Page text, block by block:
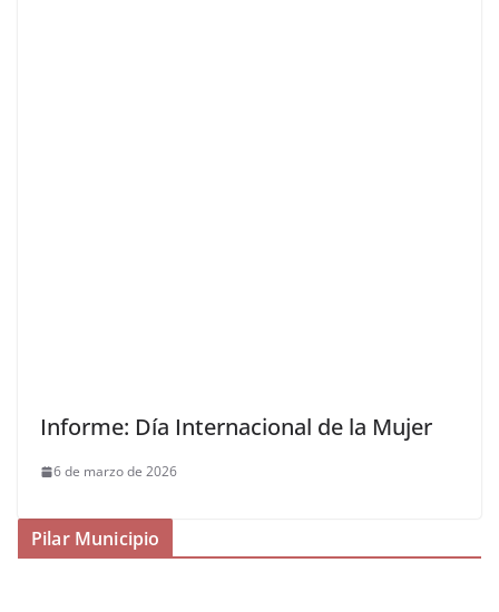
Informe: Día Internacional de la Mujer
6 de marzo de 2026
Pilar Municipio